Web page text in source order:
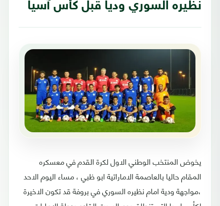
نظيره السوري ودياً قبل كأس آسيا
يخوض المنتخب الوطني الاول لكرة القدم في معسكره
المقام حاليا بالعاصمة الاماراتية ابو ظبي ، مساء اليوم الاحد
،مواجهة ودية امام نظيره السوري في بروفة قد تكون الاخيرة